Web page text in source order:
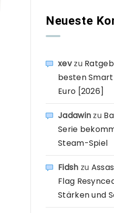
Neueste
xevzu
besten
Euro [2026]
Jadawin zu
Serie
Steam-Spiel
Fidsh zu
Flag
Stärken und